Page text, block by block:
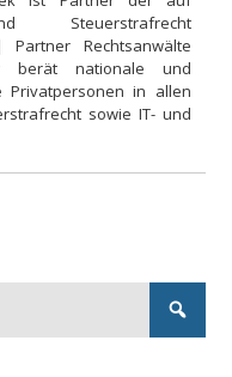
Steuerstrafrecht
Rechtsanwälte
berät nationale und
Privatpersonen in allen
sowie IT- und